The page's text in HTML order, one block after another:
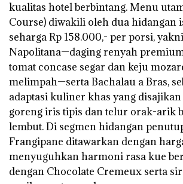
kualitas hotel berbintang. Menu
Course) diwakili oleh dua hidangan
seharga Rp 158.000,- per porsi,
Napolitana—daging renyah
tomat concase segar dan keju
melimpah—serta Bachalau a Bras,
adaptasi kuliner khas yang
goreng iris tipis dan telur orak-arik
lembut. Di segmen hidangan
Frangipane ditawarkan dengan
menyuguhkan harmoni rasa kue
dengan Chocolate Cremeux serta